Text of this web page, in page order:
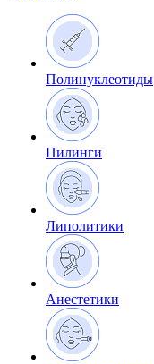
Полинуклеотиды
Пилинги
Липолитики
Анестетики